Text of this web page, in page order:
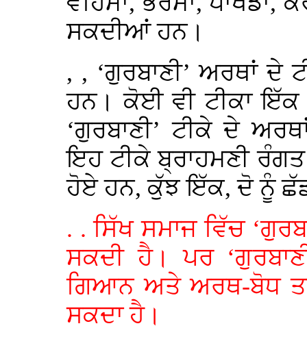
ਸਕਦੀਆਂ ਹਨ।
, , ‘ਗੁਰਬਾਣੀ’ ਅਰਥਾਂ ਦੇ
ਹਨ। ਕੋਈ ਵੀ ਟੀਕਾ ਇੱਕ
‘ਗੁਰਬਾਣੀ’ ਟੀਕੇ ਦੇ
ਇਹ ਟੀਕੇ ਬ੍ਰਾਹਮਣੀ
ਹੋਏ ਹਨ, ਕੁੱਝ ਇੱਕ, ਦੋ ਨੂੰ
. . ਸਿੱਖ ਸਮਾਜ ਵਿੱਚ
ਸਕਦੀ ਹੈ। ਪਰ
ਗਿਆਨ ਅਤੇ ਅਰਥ-ਬੋਧ ਤਾਂ
ਸਕਦਾ ਹੈ।